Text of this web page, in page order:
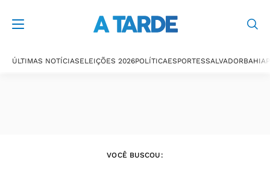
ÚLTIMAS NOTÍCIASELEIÇÕES 2026POLÍTICAESPORTESSALVADORBAHIA
VOCÊ BUSCOU: